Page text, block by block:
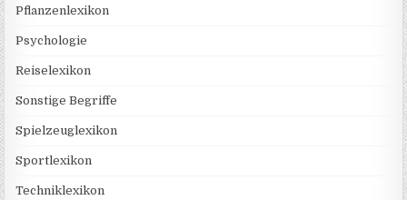
Pflanzenlexikon
Psychologie
Reiselexikon
Sonstige Begriffe
Spielzeuglexikon
Sportlexikon
Techniklexikon